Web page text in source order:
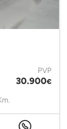
PVP
30.900€